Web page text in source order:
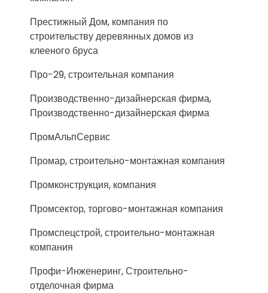
Престижный Дом, компания по
строительству деревянных домов из
клееного бруса
Про-29, строительная компания
Производственно-дизайнерская фирма,
Производственно-дизайнерская фирма
ПромАльпСервис
Промар, строительно-монтажная компания
Промконструкция, компания
Промсектор, торгово-монтажная компания
Промспецстрой, строительно-монтажная
компания
Профи-Инженеринг, Строительно-
отделочная фирма